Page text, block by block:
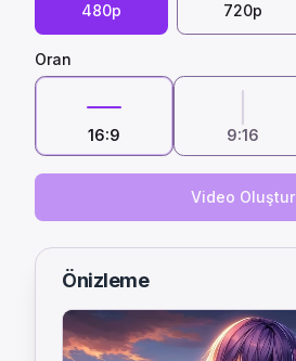
480p 720p
Oran
16:9 9:16
Video Oluştur
Önizleme